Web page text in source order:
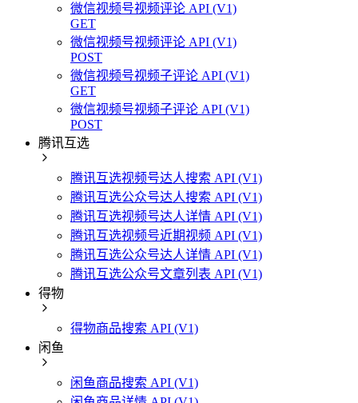
微信视频号视频评论 API (V1)
GET
微信视频号视频评论 API (V1)
POST
微信视频号视频子评论 API (V1)
GET
微信视频号视频子评论 API (V1)
POST
腾讯互选
腾讯互选视频号达人搜索 API (V1)
腾讯互选公众号达人搜索 API (V1)
腾讯互选视频号达人详情 API (V1)
腾讯互选视频号近期视频 API (V1)
腾讯互选公众号达人详情 API (V1)
腾讯互选公众号文章列表 API (V1)
得物
得物商品搜索 API (V1)
闲鱼
闲鱼商品搜索 API (V1)